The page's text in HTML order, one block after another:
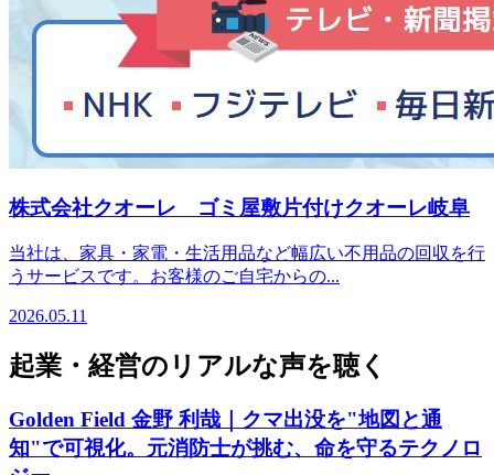
株式会社クオーレ ゴミ屋敷片付けクオーレ岐阜
当社は、家具・家電・生活用品など幅広い不用品の回収を行
うサービスです。お客様のご自宅からの...
2026.05.11
起業・経営のリアルな声を聴く
Golden Field 金野 利哉｜クマ出没を"地図と通
知"で可視化。元消防士が挑む、命を守るテクノロ